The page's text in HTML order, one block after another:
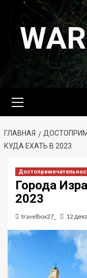
Перейти
содержимому
меню
ГЛАВНАЯ
КУДА ЕХАТЬ В 2023
Города
2023
travelbox27_ 12